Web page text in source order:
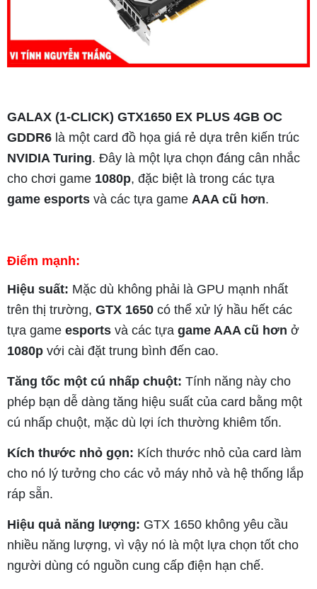
GALAX (1-CLICK) GTX1650 EX PLUS 4GB OC
GDDR6 là một card đồ họa giá rẻ dựa trên kiến trúc
NVIDIA Turing. Đây là một lựa chọn đáng cân nhắc
cho chơi game 1080p, đặc biệt là trong các tựa
game esports và các tựa game AAA cũ hơn.
Điểm mạnh:
Hiệu suất: Mặc dù không phải là GPU mạnh nhất
trên thị trường, GTX 1650 có thể xử lý hầu hết các
tựa game esports và các tựa game AAA cũ hơn ở
1080p với cài đặt trung bình đến cao.
Tăng tốc một cú nhấp chuột: Tính năng này cho
phép bạn dễ dàng tăng hiệu suất của card bằng một
cú nhấp chuột, mặc dù lợi ích thường khiêm tốn.
Kích thước nhỏ gọn: Kích thước nhỏ của card làm
cho nó lý tưởng cho các vỏ máy nhỏ và hệ thống lắp
ráp sẵn.
Hiệu quả năng lượng: GTX 1650 không yêu cầu
nhiều năng lượng, vì vậy nó là một lựa chọn tốt cho
người dùng có nguồn cung cấp điện hạn chế.